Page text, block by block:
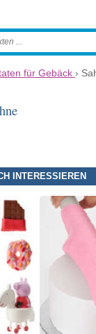
für Gebäck ›
INTERESSIEREN